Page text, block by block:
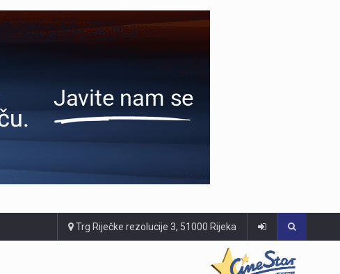
Trg Riječke rezolucije 3, 51000 Rijeka